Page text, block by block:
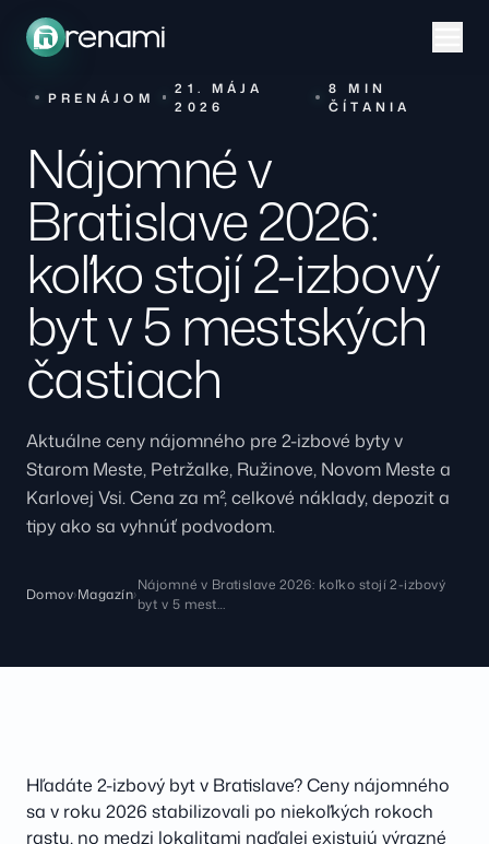
PRENÁJOM
21. MÁJA
2026
8 MIN
ČÍTANIA
Nájomné v
Bratislave 2026:
koľko stojí 2-izbový
byt v 5 mestských
častiach
Aktuálne ceny nájomného pre 2-izbové byty v
Starom Meste, Petržalke, Ružinove, Novom Meste a
Karlovej Vsi. Cena za m², celkové náklady, depozit a
tipy ako sa vyhnúť podvodom.
Domov›Magazín›
Nájomné v Bratislave 2026: koľko stojí 2-izbový
byt v 5 mest…
Hľadáte 2-izbový byt v Bratislave? Ceny nájomného
sa v roku 2026 stabilizovali po niekoľkých rokoch
rastu, no medzi lokalitami naďalej existujú výrazné